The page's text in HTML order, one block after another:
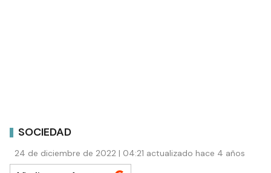
SOCIEDAD
24 de diciembre de 2022 | 04:21 actualizado hace 4 años